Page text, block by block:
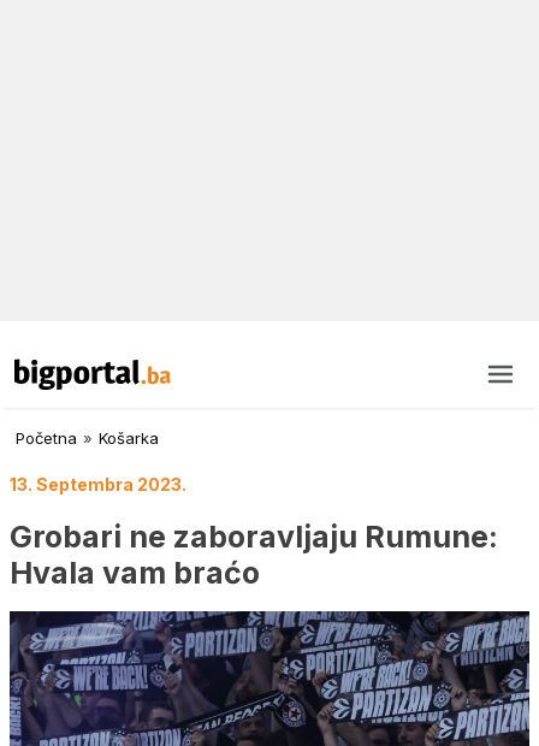
Početna » Košarka
13. Septembra 2023.
Grobari ne zaboravljaju Rumune:
Hvala vam braćo